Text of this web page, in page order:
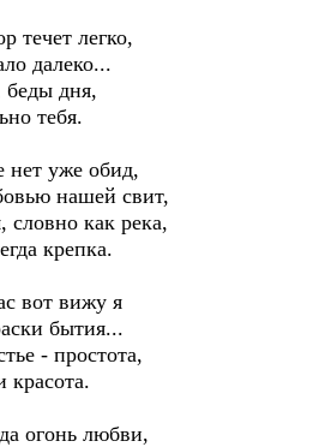
течет легко,
далеко...
беды дня,
тебя.
уже обид,
нашей свит,
словно как река,
крепка.
вот вижу я
бытия...
- простота,
красота.
огонь любви,